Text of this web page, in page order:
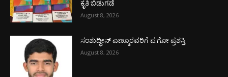
ಕೃತಿ ಬಿಡುಗಡೆ
August 8, 2026
ಸಂಶುದ್ಧೀನ್ ಎಣ್ಮೂರವರಿಗೆ ಪ.ಗೋ ಪ್ರಶಸ್ತಿ
August 8, 2026